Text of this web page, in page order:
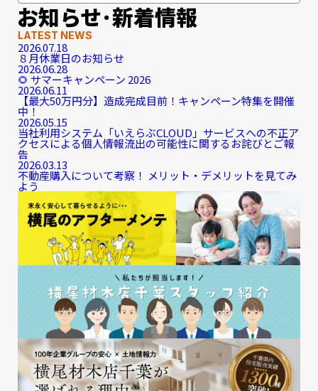
お知らせ･新着情報
LATEST NEWS
2026.07.18
８月休業日のお知らせ
2026.06.28
🌻 サマーキャンペーン 2026
2026.06.11
【最大50万円分】造成完成目前！キャンペーン特集を開催
中！
2026.05.15
当社利用システム「いえらぶCLOUD」サービスへの不正ア
クセスによる個人情報流出の可能性に関するお詫びとご報
告
2026.03.13
不動産購入について考察！ メリット・デメリットを見てみ
よう